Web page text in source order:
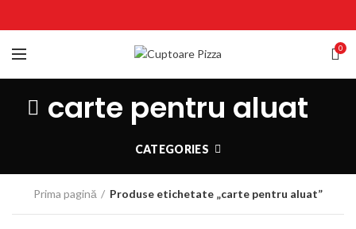
0
carte pentru aluat
CATEGORIES
Prima pagină Produse etichetate „carte pentru aluat”